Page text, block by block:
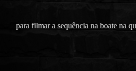
para filmar a sequência na boate na